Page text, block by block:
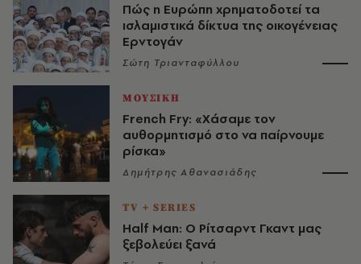
Πώς η Ευρώπη χρηματοδοτεί τα
ισλαμιστικά δίκτυα της οικογένειας
Ερντογάν
Σώτη Τριανταφύλλου
ΜΟΥΣΙΚΗ
French Fry: «Χάσαμε τον
αυθορμητισμό στο να παίρνουμε
ρίσκα»
Δημήτρης Αθανασιάδης
TV + SERIES
Half Man: Ο Ρίτσαρντ Γκαντ μας
ξεβολεύει ξανά